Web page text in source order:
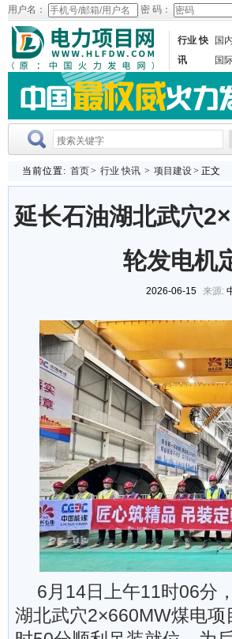
用户名： 密 码：
行业 快
讯
国
国
当前位置: 首页> 行业 快讯 > 项目建设> 正文
延长石油湖北武穴
轮发电机
2026-06-15 来源:
6月14日上午11时06分
湖北武穴2×660MW煤电